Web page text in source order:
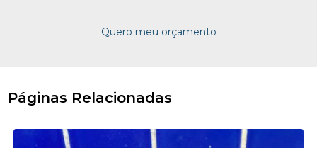
Quero meu orçamento
Páginas Relacionadas